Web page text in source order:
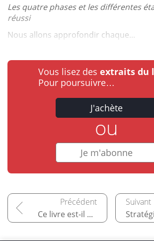
Les quatre phases et les différentes
réussi
Nous allons approfondir chaque...
Vous lisez des extraits du
Pour poursuivre…
J'achète
ou
Je m'abonne
Ce livre est-il pour vous ?